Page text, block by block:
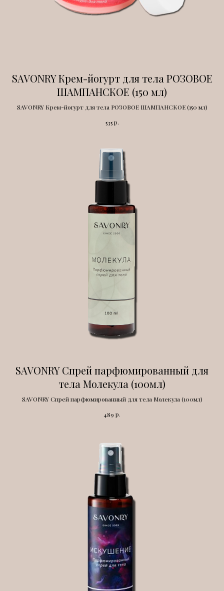
SAVONRY Крем-йогурт для тела РОЗОВОЕ
ШАМПАНСКОЕ (150 мл)
SAVONRY Крем-йогурт для тела РОЗОВОЕ ШАМПАНСКОЕ (150 мл)
535 р.
SAVONRY Спрей парфюмированный для
тела Молекула (100мл)
SAVONRY Спрей парфюмированный для тела Молекула (100мл)
489 р.